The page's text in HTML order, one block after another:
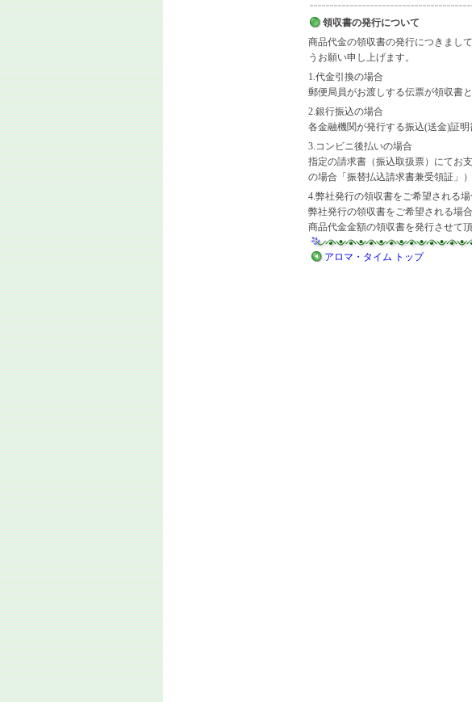
領収書の発行について
商品代金の領収書の発行につきまし
うお願い申し上げます。
1.代金引換の場合
郵便局員がお渡しする伝票が領収書と
2.銀行振込の場合
各金融機関が発行する振込(送金)証明
3.コンビニ後払いの場合
指定の請求書（振込取扱票）にてお
の場合「振替払込請求書兼受領証」
4.弊社発行の領収書をご希望される場
弊社発行の領収書をご希望される場
商品代金金額の領収書を発行させて頂
アロマ・タイム トップ